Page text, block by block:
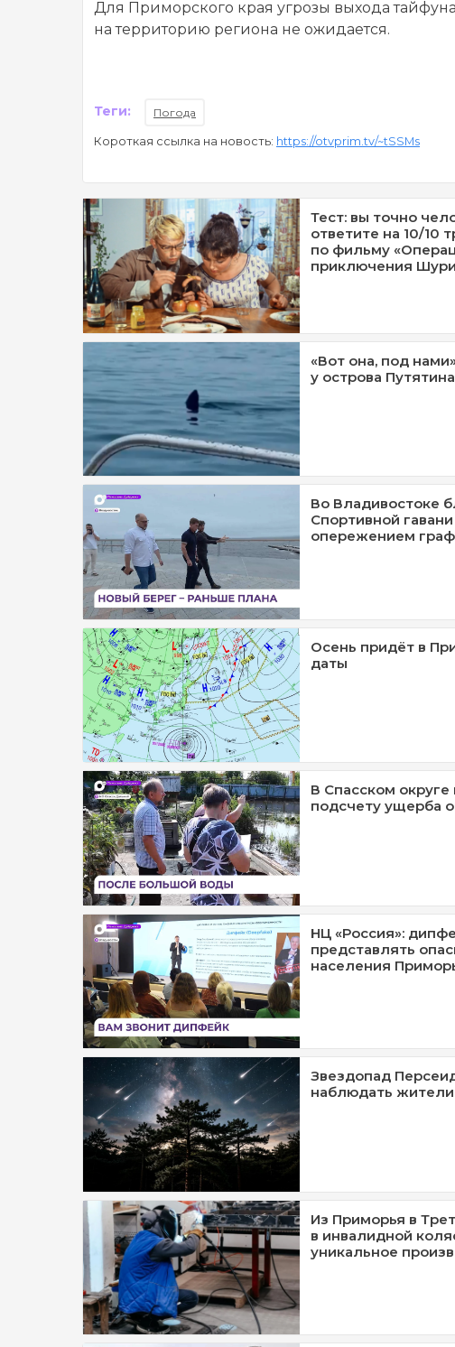
Для Приморского края угрозы выхода
на территорию региона не ожидается.
Теги: Погода
Короткая ссылка на новость: https://otvprim.tv/~tSSMs
Тест: вы точно
ответите на 10/10
по фильму
приключения
«Вот она, под
у острова Путятина
Во Владивостоке
Спортивной
опережением
Осень придёт в
даты
В Спасском округе
подсчету ущерба
НЦ «Россия»:
представлять
населения
Звездопад
наблюдать
Из Приморья в
в инвалидной
уникальное